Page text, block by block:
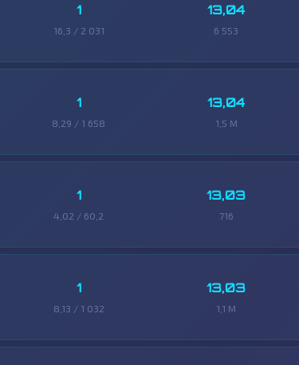
1
16,3 / 2 031
13,04
6 553
1
8,29 / 1 658
13,04
1,5 M
1
4,02 / 60,2
13,03
716
1
8,13 / 1 032
13,03
1,1 M